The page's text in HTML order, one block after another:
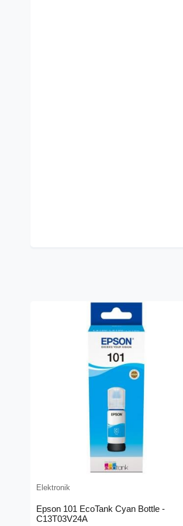
Elektronik
Epson 101 EcoTank Cyan Bottle -
C13T03V24A